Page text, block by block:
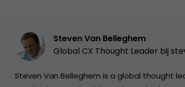
Steven Van Belleghem
Global CX Thought Leader bij
Steven Van Belleghem is a global thought